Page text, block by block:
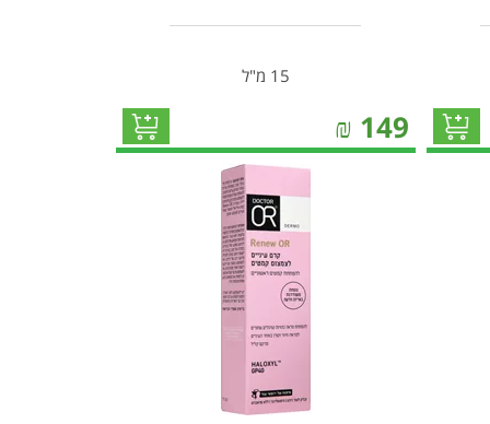
15 מ"ל
149
₪